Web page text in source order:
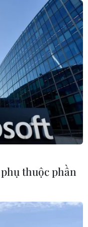
8
thuộc phần